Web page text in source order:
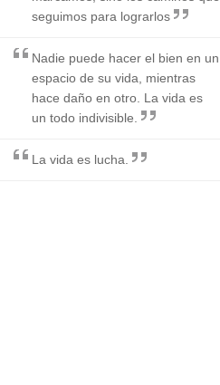
seguimos para lograrlos
Nadie puede hacer el bien en un
espacio de su vida, mientras
hace daño en otro. La vida es
un todo indivisible.
La vida es lucha.